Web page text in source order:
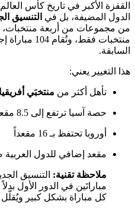
القفزة الأكبر في تاريخ كأس
الدول المضيفة، بل في التنسيق
من مجموعات من أربعة منتخبات،
السابقة.
هذا التغيير يعني:
تأهل أكثر من منتخبَي أفريقيا
حصة آسيا ترتفع إلى 8.5 مقعد
أوروبا تحتفظ بـ 16 مقعداً
مقعد إضافي للدول العربية
ملاحظة تقنية: التنسيق
مباراتَين في الدور الأول
كل مباراة بشكل كبير